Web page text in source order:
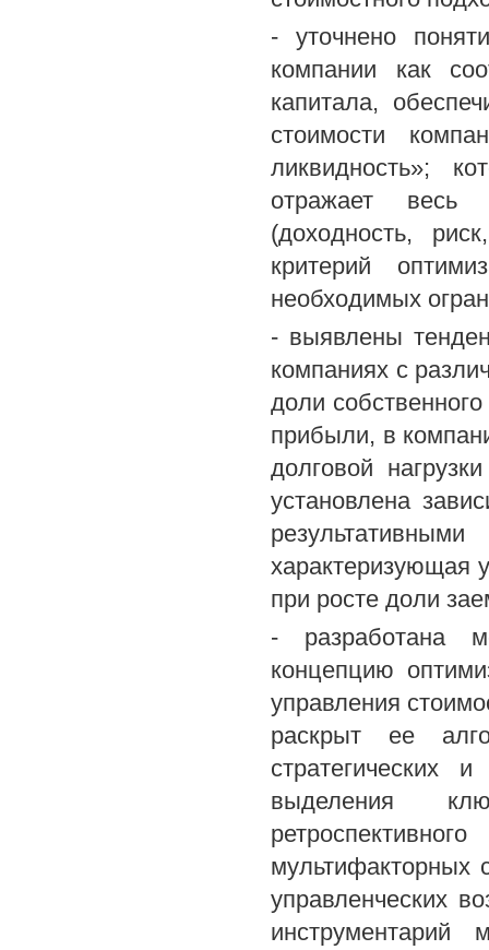
- уточнено
компании как
капитала,
стоимости
ликвидность»;
отражает весь
(доходность,
критерий
необходимых
- выявлены
компаниях с
доли
прибыли, в
долговой
установлена
характеризующая
при росте доли
- разработана
концепцию
управления
раскрыт ее
стратегических
выделения
мультифакторных
управленческих
инструментарий